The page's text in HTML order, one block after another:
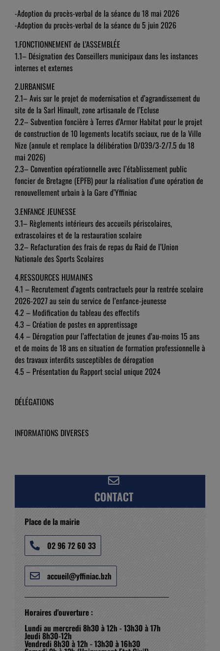
-Adoption du procès-verbal de la séance du 18 mai 2026
-Adoption du procès-verbal de la séance du 5 juin 2026
1.FONCTIONNEMENT de L’ASSEMBLÉE
1.1– Désignation des Conseillers municipaux dans les instances
internes et externes
2.URBANISME
2.1– Avis sur le projet de modernisation et d’agrandissement du
site de la Sarl Hinault, zone artisanale de l’Ecluse
2.2– Subvention foncière à Terres d’Armor Habitat pour le projet
de construction de 10 logements locatifs sociaux, rue de la Ville
Nize (annule et remplace la délibération D/039/3-2/7.5 du 18
mai 2026)
2.3– Convention opérationnelle avec l’établissement public
foncier de Bretagne (EPFB) pour la réalisation d’une opération de
renouvellement urbain à la Gare d’Yffiniac
3.ENFANCE JEUNESSE
3.1– Règlements intérieurs des accueils périscolaires,
extrascolaires et de la restauration scolaire
3.2– Refacturation des frais de repas du Raid de l’Union
Nationale des Sports Scolaires
4.RESSOURCES HUMAINES
4.1 – Recrutement d’agents contractuels pour la rentrée scolaire
2026-2027 au sein du service de l’enfance-jeunesse
4.2 – Modification du tableau des effectifs
4.3 – Création de postes en apprentissage
4.4 – Dérogation pour l’affectation de jeunes d’au-moins 15 ans
et de moins de 18 ans en situation de formation professionnelle à
des travaux interdits susceptibles de dérogation
4.5 – Présentation du Rapport social unique 2024
DÉLÉGATIONS
INFORMATIONS DIVERSES
CONTACT
Place de la mairie
02 96 72 60 33
accueil@yffiniac.bzh
Horaires d'ouverture :
Lundi au mercredi 8h30 à 12h - 13h30 à 17h
Jeudi 8h30-12h
Vendredi 8h30 à 12h - 13h30 à 16h30